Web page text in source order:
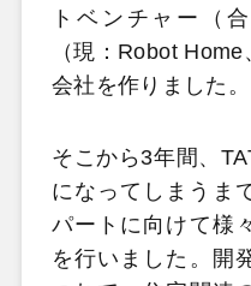
トベンチャー（
（現：Robot
会社を作りました。
そこから3年間、
になってしまうま
パートに向けて様
を行いました。開